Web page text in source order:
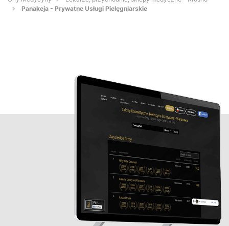
Panakeja - Prywatne Usługi Pielęgniarskie